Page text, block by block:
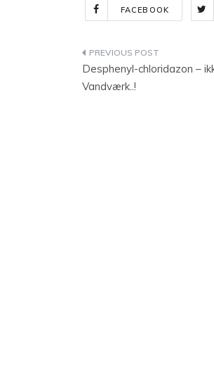
FACEBOOK
Desphenyl-chloridazon –
Vandværk..!